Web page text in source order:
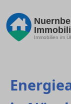
Immobilien im